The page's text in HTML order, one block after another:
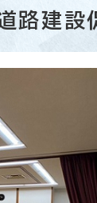
路建設